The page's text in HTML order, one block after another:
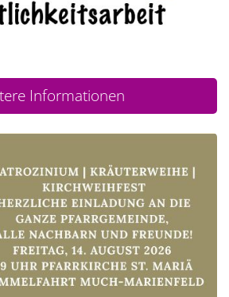
Informationen